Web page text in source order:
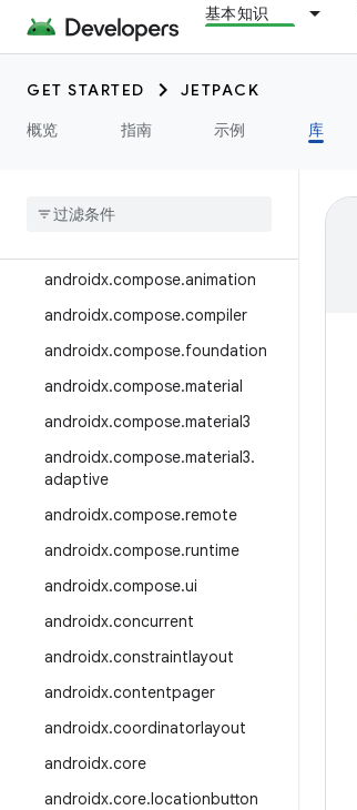
基本知识
GET STARTED
JETPACK
概览
指南 示例 库
androidx.camera.media3
androidx.car
androidx.car.app
androidx.collection
androidx.compose.animation
androidx.compose.compiler
androidx.compose.foundation
androidx.compose.material
androidx.compose.material3
androidx.compose.material3.
adaptive
androidx.compose.remote
androidx.compose.runtime
androidx.compose.ui
androidx.concurrent
androidx.constraintlayout
androidx.contentpager
androidx.coordinatorlayout
androidx.core
androidx.core.locationbutton